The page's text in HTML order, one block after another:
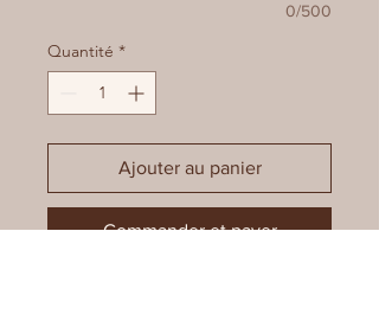
0/500
Quantité *
Ajouter au panier
Commander et payer